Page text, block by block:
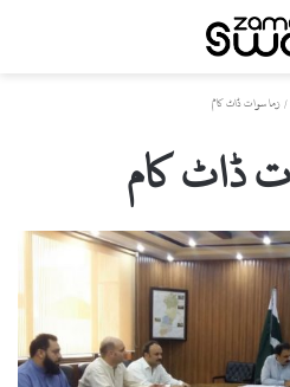
/زما سوات ڈاٹ کام
ڈاٹ کام